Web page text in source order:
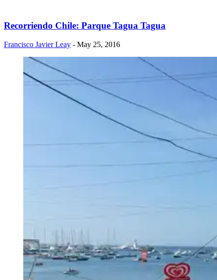
Recorriendo Chile: Parque Tagua Tagua
Francisco Javier Leay - May 25, 2016